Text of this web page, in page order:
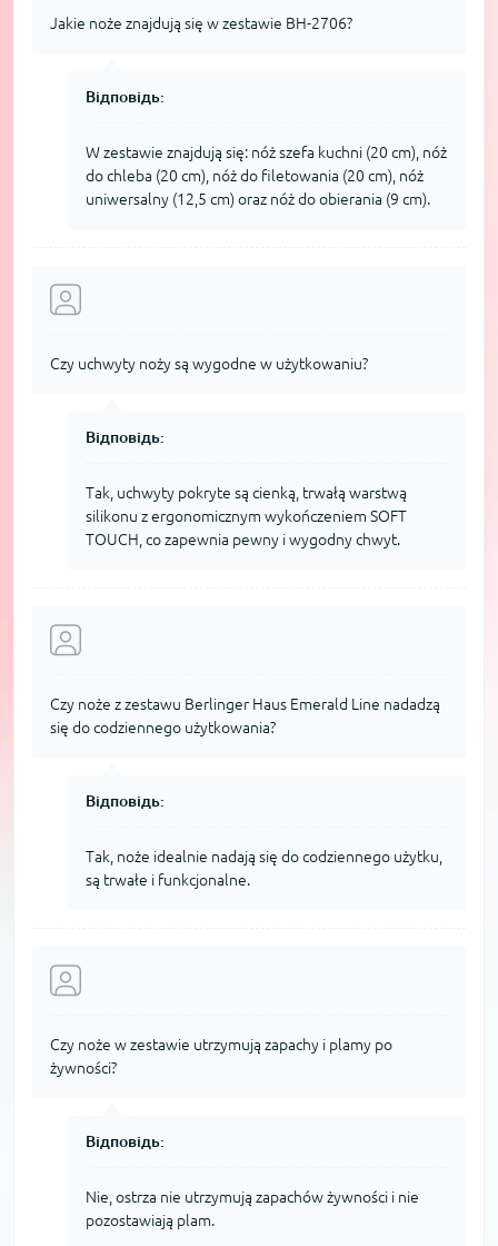
Jakie noże znajdują się w zestawie BH-2706?
Відповідь:
W zestawie znajdują się: nóż szefa kuchni (20 cm), nóż
do chleba (20 cm), nóż do filetowania (20 cm), nóż
uniwersalny (12,5 cm) oraz nóż do obierania (9 cm).
Czy uchwyty noży są wygodne w użytkowaniu?
Відповідь:
Tak, uchwyty pokryte są cienką, trwałą warstwą
silikonu z ergonomicznym wykończeniem SOFT
TOUCH, co zapewnia pewny i wygodny chwyt.
Czy noże z zestawu Berlinger Haus Emerald Line nadadzą
się do codziennego użytkowania?
Відповідь:
Tak, noże idealnie nadają się do codziennego użytku,
są trwałe i funkcjonalne.
Czy noże w zestawie utrzymują zapachy i plamy po
żywności?
Відповідь:
Nie, ostrza nie utrzymują zapachów żywności i nie
pozostawiają plam.